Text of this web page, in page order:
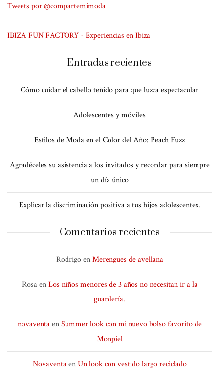
Tweets por @compartemimoda
IBIZA FUN FACTORY - Experiencias en Ibiza
Entradas recientes
Cómo cuidar el cabello teñido para que luzca espectacular
Adolescentes y móviles
Estilos de Moda en el Color del Año: Peach Fuzz
Agradéceles su asistencia a los invitados y recordar para siempre
un día único
Explicar la discriminación positiva a tus hijos adolescentes.
Comentarios recientes
RodrigoenMerengues de avellana
RosaenLos niños menores de 3 años no necesitan ir a la
guardería.
novaventaenSummer look con mi nuevo bolso favorito de
Monpiel
NovaventaenUn look con vestido largo reciclado